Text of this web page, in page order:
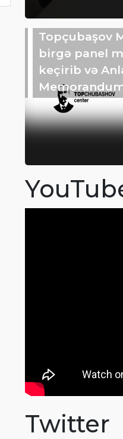
Topçubaşov
birgə panel
keçirib və
Twitter